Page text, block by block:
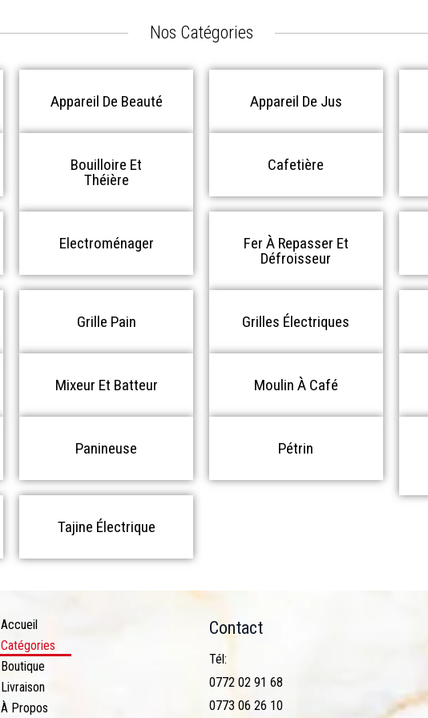
Nos Catégories
Appareil De Beauté Appareil De Jus
Bouilloire Et
Théière
Cafetière
Electroménager
Fer À Repasser Et
Défroisseur
Grille Pain Grilles Électriques
Mixeur Et Batteur Moulin À Café
Panineuse Pétrin
Tajine Électrique
Accueil
Catégories
Boutique
Livraison
À Propos
Contact
Tél:
0772 02 91 68
0773 06 26 10